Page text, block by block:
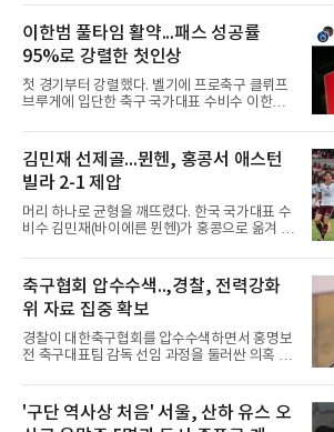
일(한국시간) 옌스 카스트로프가 6일 아마추어
팀 로타흐-에게른과의 친선경기에서 어깨를 다
쳐 당분간 출전이 어렵다고 밝혔다. 그는 후반 교
체 투입돼 두 골을 넣었으나 후반 22분 부상으로
물러났다.독일인 아버지와 한국인 어머니 사이
에서 태어난 카스트로프는 측면 미드필더와 측
면 수비가 가능한 자원으로, 월드컵 남아프리카
은 그가 처음이다. 묀헨글라트바흐는 23일 DFB
포칼 1라운드, 29일 라이프치히
이한범 풀타임 활약...패스 성공률
95%로 강렬한 첫인상
첫 경기부터 강렬했다. 벨기에 프로축구 클뤼프
브루게에 입단한 축구 국가대표 수비수 이한범
뽑혔다.이한범은 8일(한국시간) 벨기에 브뤼헤
의 얀 브레이덜 스타디온에서 열린 코르트레이
크와의 2026-2027 벨기에 주필러리그 1라운드
홈 경기에 선발로 나서 경기 종료까지 뛰었다.출
발 자체가 빨랐다. 2026 북중미 월드컵에서 한국
의 조별리그 3경기를 모두 풀타임으로 소화하며
대표팀 중앙 수비의 주축으로 자리 잡은 그는 덴
선발로 곧장 투입돼 90분을 소화하며 팀의 3-0
완승에 힘을 보탰다.기록도
김민재 선제골...뮌헨, 홍콩서 애스턴
빌라 2-1 제압
머리 하나로 균형을 깨뜨렸다. 한국 국가대표 수
비수 김민재(바이에른 뮌헨)가 홍콩으로 옮겨 열
리에 힘을 보탰다.김민재는 7일(현지시간) 홍콩
카이탁 스포츠파크에서 열린 애스턴 빌라(잉글
랜드)와의 친선경기에서 전반 37분 0의 균형을
깨는 골을 넣었다. 톰 비쇼프가 왼쪽 측면에서 올
린 프리킥에 묘하게 머리를 갖다 대 방향을 바꾸
며 골 그물을 흔들었다.흐름은 좋았다. 제주전에
서 주장 완장을 차고 30여 분을 소화했던 그는
로키로 교체됐다.분데스리가 최다 우승팀(35회)
축구협회 압수수색..,경찰, 전력강화
위 자료 집중 확보
경찰이 대한축구협회를 압수수색하면서 홍명보
전 축구대표팀 감독 선임 과정을 둘러싼 의혹 규
비판이 홍 전 감독에게 집중됐지만 경찰의 시선
은 다른 곳을 향한다. 성적 부진과 별개로 선임
과정에 부당함이 있었는지가 수사의 본류다.7일
'구단 역사상 처음' 서울, 산하 유스 오